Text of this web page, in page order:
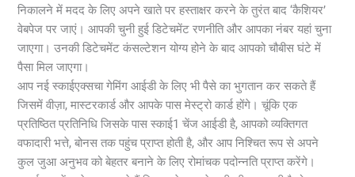
निकालने में मदद के लिए अपने खाते पर हस्ताक्षर करने के तुरंत बाद ‘कैशियर’
वेबपेज पर जाएं। आपकी चुनी हुई डिटेचमेंट रणनीति और आपका नंबर यहां चुना
जाएगा। उनकी डिटेचमेंट कंसल्टेशन योग्य होने के बाद आपको चौबीस घंटे में
पैसा मिल जाएगा।
आप नई स्काईएक्सचा गेमिंग आईडी के लिए भी पैसे का भुगतान कर सकते हैं
जिसमें वीज़ा, मास्टरकार्ड और आपके पास मेस्ट्रो कार्ड होंगे। चूंकि एक
प्रतिष्ठित प्रतिनिधि जिसके पास स्काई1 चेंज आईडी है, आपको व्यक्तिगत
वफादारी भत्ते, बोनस तक पहुंच प्राप्त होती है, और आप निश्चित रूप से अपने
कुल जुआ अनुभव को बेहतर बनाने के लिए रोमांचक पदोन्नति प्राप्त करेंगे।